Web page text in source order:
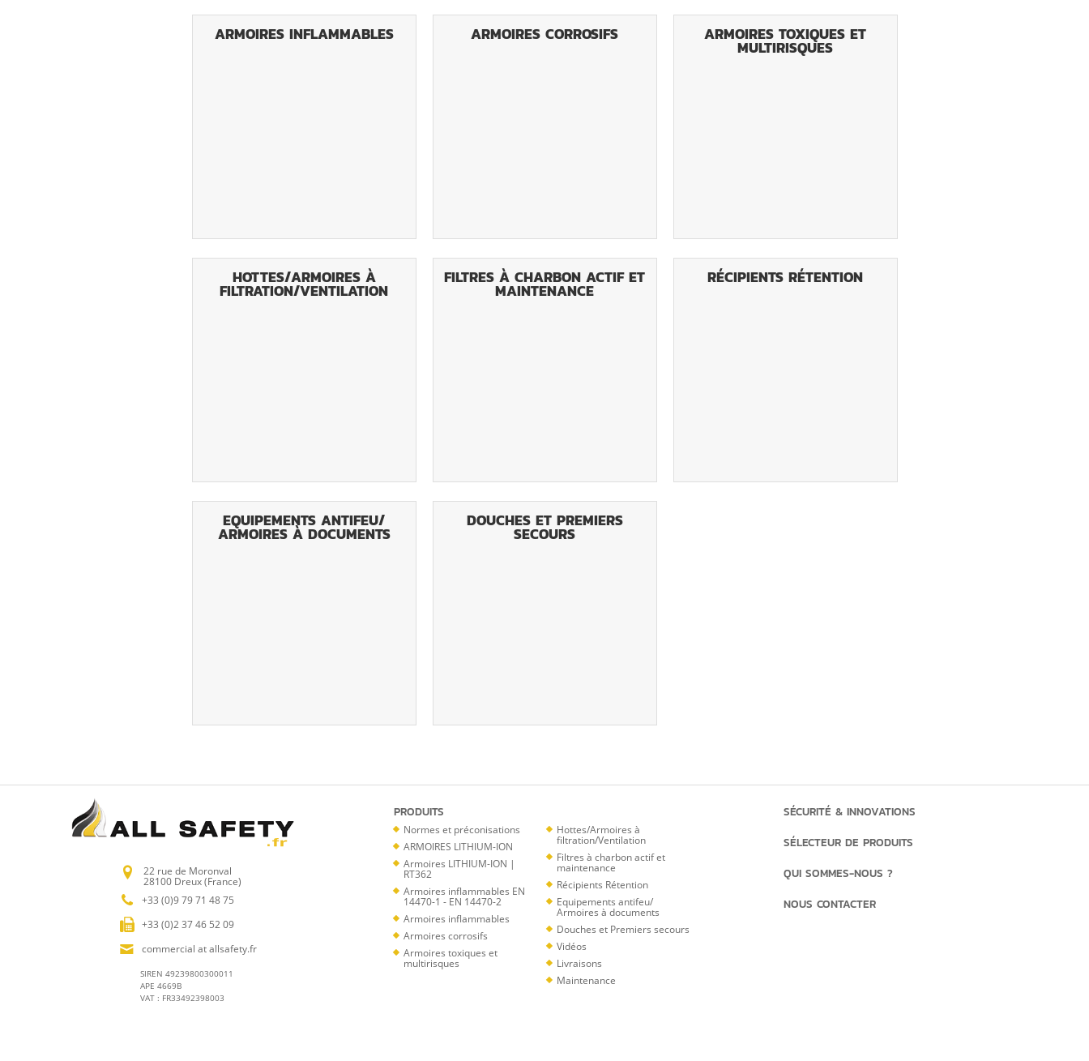
ARMOIRES INFLAMMABLES ARMOIRES CORROSIFS ARMOIRES TOXIQUES ET
MULTIRISQUES
HOTTES/ARMOIRES À
FILTRATION/VENTILATION
FILTRES À CHARBON ACTIF ET
MAINTENANCE
RÉCIPIENTS RÉTENTION
EQUIPEMENTS ANTIFEU/
ARMOIRES À DOCUMENTS
DOUCHES ET PREMIERS
SECOURS
PRODUITS
Normes et préconisations
ARMOIRES LITHIUM-ION
Armoires LITHIUM-ION |
RT362
Armoires inflammables EN
14470-1 - EN 14470-2
Armoires inflammables
Armoires corrosifs
Armoires toxiques et
multirisques
Hottes/Armoires à
filtration/Ventilation
Filtres à charbon actif et
maintenance
Récipients Rétention
Equipements antifeu/
Armoires à documents
Douches et Premiers secours
Vidéos
Livraisons
Maintenance
SÉCURITÉ & INNOVATIONS
SÉLECTEUR DE PRODUITS
QUI SOMMES-NOUS ?
NOUS CONTACTER
22 rue de Moronval
28100 Dreux (France)
+33 (0)9 79 71 48 75
+33 (0)2 37 46 52 09
commercial at allsafety.fr
SIREN 49239800300011
APE 4669B
VAT : FR33492398003